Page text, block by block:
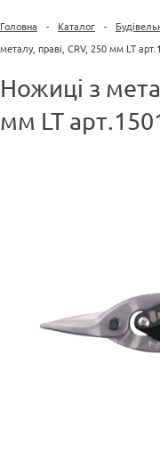
Головна - Каталог -
металу, праві, СRV, 250 мм LT
Ножиці з
мм LT